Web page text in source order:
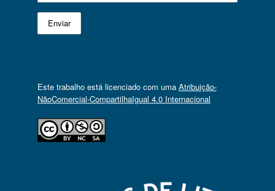
Este trabalho está licenciado com uma Atribuição-
NãoComercial-CompartilhaIgual 4.0 Internacional